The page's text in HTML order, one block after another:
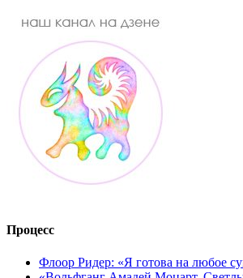
Процесс
Флоор Ридер: «Я готова на любое